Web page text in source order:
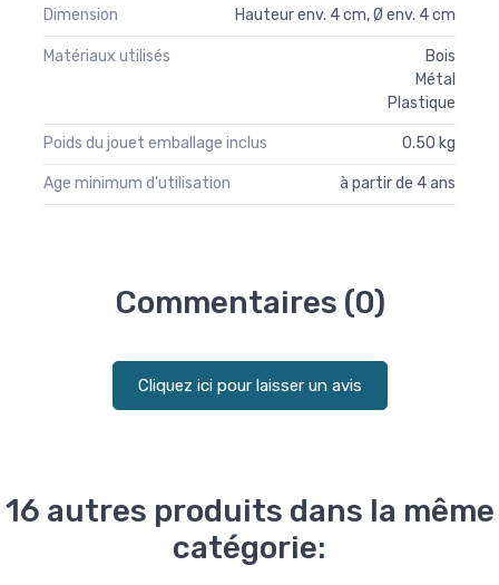
Dimension Hauteur env. 4 cm, Ø env. 4 cm
Matériaux utilisés
Bois
Métal
Plastique
Poids du jouet emballage inclus 0.50 kg
Age minimum d'utilisation à partir de 4 ans
Commentaires (0)
Cliquez ici pour laisser un avis
16 autres produits dans la même
catégorie: